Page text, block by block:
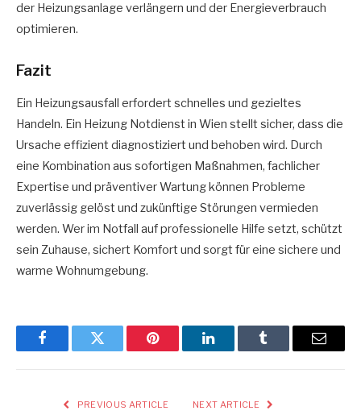
der Heizungsanlage verlängern und der Energieverbrauch
optimieren.
Fazit
Ein Heizungsausfall erfordert schnelles und gezieltes
Handeln. Ein Heizung Notdienst in Wien stellt sicher, dass die
Ursache effizient diagnostiziert und behoben wird. Durch
eine Kombination aus sofortigen Maßnahmen, fachlicher
Expertise und präventiver Wartung können Probleme
zuverlässig gelöst und zukünftige Störungen vermieden
werden. Wer im Notfall auf professionelle Hilfe setzt, schützt
sein Zuhause, sichert Komfort und sorgt für eine sichere und
warme Wohnumgebung.
FacebookTwitter Pinterest LinkedInTumblr Email
PREVIOUS ARTICLE NEXT ARTICLE